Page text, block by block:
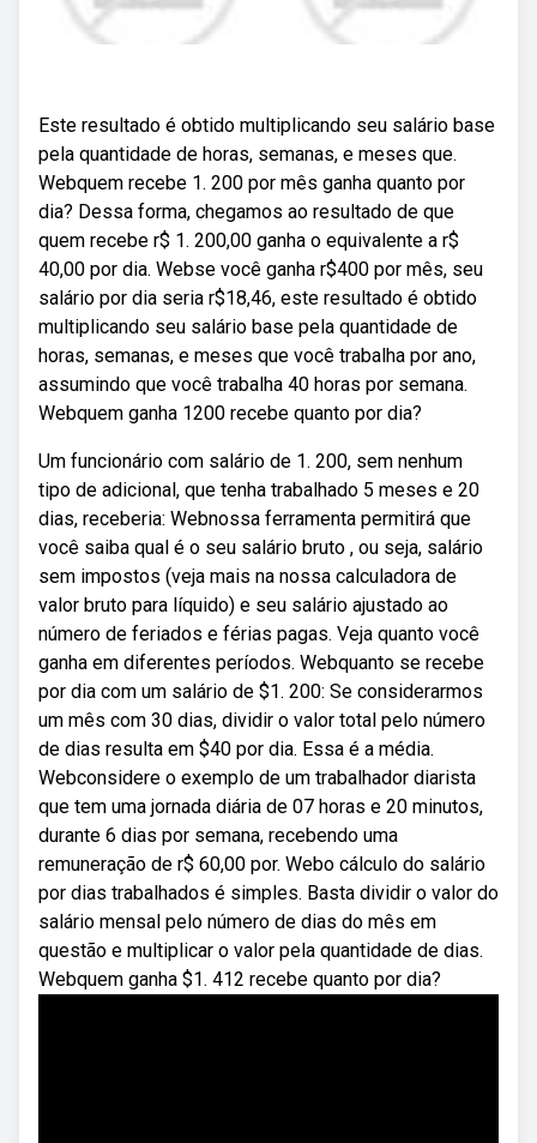
Este resultado é obtido multiplicando seu salário base
pela quantidade de horas, semanas, e meses que.
Webquem recebe 1. 200 por mês ganha quanto por
dia? Dessa forma, chegamos ao resultado de que
quem recebe r$ 1. 200,00 ganha o equivalente a r$
40,00 por dia. Webse você ganha r$400 por mês, seu
salário por dia seria r$18,46, este resultado é obtido
multiplicando seu salário base pela quantidade de
horas, semanas, e meses que você trabalha por ano,
assumindo que você trabalha 40 horas por semana.
Webquem ganha 1200 recebe quanto por dia?
Um funcionário com salário de 1. 200, sem nenhum
tipo de adicional, que tenha trabalhado 5 meses e 20
dias, receberia: Webnossa ferramenta permitirá que
você saiba qual é o seu salário bruto , ou seja, salário
sem impostos (veja mais na nossa calculadora de
valor bruto para líquido) e seu salário ajustado ao
número de feriados e férias pagas. Veja quanto você
ganha em diferentes períodos. Webquanto se recebe
por dia com um salário de $1. 200: Se considerarmos
um mês com 30 dias, dividir o valor total pelo número
de dias resulta em $40 por dia. Essa é a média.
Webconsidere o exemplo de um trabalhador diarista
que tem uma jornada diária de 07 horas e 20 minutos,
durante 6 dias por semana, recebendo uma
remuneração de r$ 60,00 por. Webo cálculo do salário
por dias trabalhados é simples. Basta dividir o valor do
salário mensal pelo número de dias do mês em
questão e multiplicar o valor pela quantidade de dias.
Webquem ganha $1. 412 recebe quanto por dia?